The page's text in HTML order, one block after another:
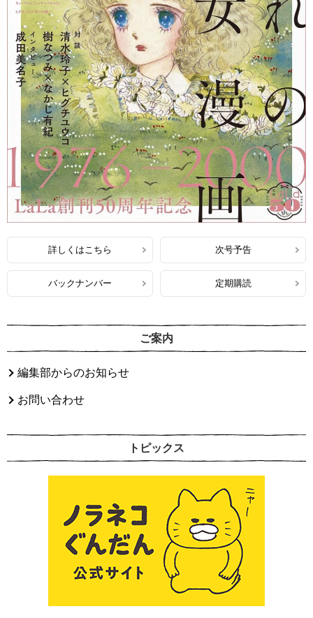
詳しくはこちら 次号予告
バックナンバー 定期購読
ご案内
編集部からのお知らせ
お問い合わせ
トピックス